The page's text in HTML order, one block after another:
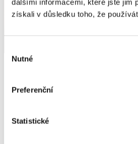
dalšími informacemi, které jste jim
získali v důsledku toho, že
souhlasu
Nutné
Preferenční
Statistické